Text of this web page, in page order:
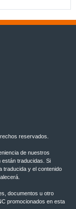
reservados.
de nuestros
están traducidas. Si
traducida y el contenido
documentos u otro
promocionados en esta